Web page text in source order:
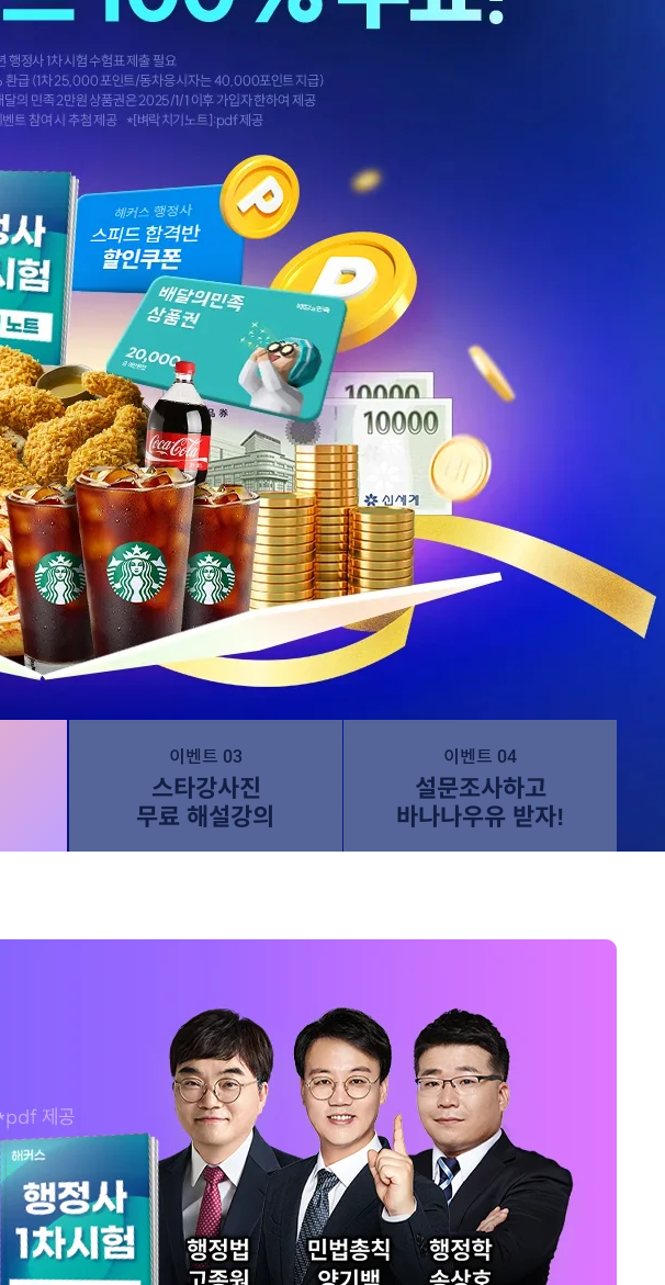
이벤트 03
스타강사진
무료 해설강의
이벤트 04
설문조사하고
바나나우유 받자!